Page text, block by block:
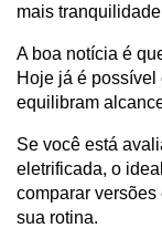
mais
A boa notícia é
Hoje já é
equilibram
Se você está
eletrificada, o
comparar
sua rotina.